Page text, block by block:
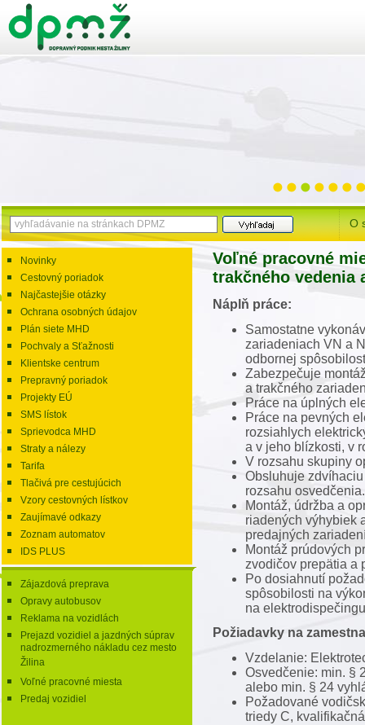
O
Novinky
Cestovný poriadok
Najčastejšie otázky
Ochrana osobných údajov
Plán siete MHD
Pochvaly a Sťažnosti
Klientske centrum
Prepravný poriadok
Projekty EÚ
SMS lístok
Sprievodca MHD
Straty a nálezy
Tarifa
Tlačivá pre cestujúcich
Vzory cestovných lístkov
Zaujímavé odkazy
Zoznam automatov
IDS PLUS
Zájazdová preprava
Opravy autobusov
Reklama na vozidlách
Prejazd vozidiel a jazdných súprav
nadrozmerného nákladu cez mesto
Žilina
Voľné pracovné miesta
Predaj vozidiel
Voľné pracovné
trakčného vedenia
Náplň práce:
Samostatne
zariadeniach VN a
odbornej
Zabezpečuje
a trakčného
Práce na úplných
Práce na pevných
rozsiahlych
a v jeho blízkosti, v
V rozsahu skupiny
Obsluhuje
rozsahu osvedčenia.
Montáž, údržba a
riadených výhybiek
predajných
Montáž prúdových
zvodičov prepätia a
Po dosiahnutí
spôsobilosti na
na
Požiadavky na
Vzdelanie:
Osvedčenie: min. §
alebo min. § 24
Požadované
triedy C,